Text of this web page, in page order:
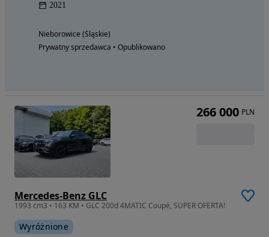
2021
Nieborowice (Śląskie)
Prywatny sprzedawca • Opublikowano
Mercedes-Benz GLC
1993 cm3 • 163 KM • GLC 200d 4MATIC Coupé, SUPER OFERTA!
Wyróżnione
266 000 PLN